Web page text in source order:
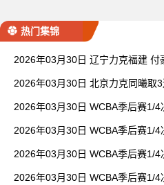
热门集锦
2026年03月30日 辽宁力克福建 付
2026年03月30日 北京力克同曦取
2026年03月30日 WCBA季后赛1/4
2026年03月30日 WCBA季后赛1/4
2026年03月30日 WCBA季后赛1/4
2026年03月30日 WCBA季后赛1/4